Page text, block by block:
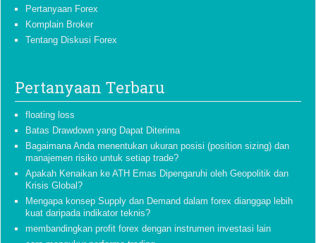
Pertanyaan Forex
Komplain Broker
Tentang Diskusi Forex
Pertanyaan Terbaru
floating loss
Batas Drawdown yang Dapat Diterima
Bagaimana Anda menentukan ukuran posisi (position sizing) dan
manajemen risiko untuk setiap trade?
Apakah Kenaikan ke ATH Emas Dipengaruhi oleh Geopolitik dan
Krisis Global?
Mengapa konsep Supply dan Demand dalam forex dianggap lebih
kuat daripada indikator teknis?
membandingkan profit forex dengan instrumen investasi lain